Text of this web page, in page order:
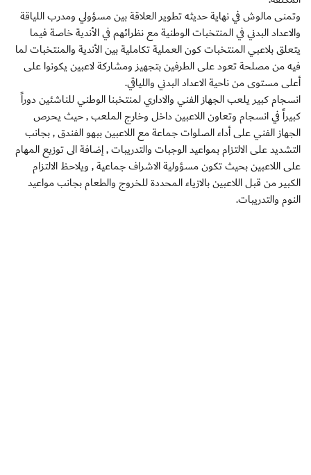
وتمنى مالوش في نهاية حديثه تطوير العلاقة بين مسؤولي ومدرب اللياقة
والاعداد البدني في المنتخبات الوطنية مع نظرائهم في الأندية خاصة فيما
يتعلق بلاعبي المنتخبات كون العملية تكاملية بين الأندية والمنتخبات لما
فيه من مصلحة تعود على الطرفين بتجهيز ومشاركة لاعبين يكونوا على
أعلى مستوى من ناحية الاعداد البدني واللياقي.
انسجام كبير يلعب الجهاز الفني والاداري لمنتخبنا الوطني للناشئين دوراً
كبيراً في انسجام وتعاون اللاعبين داخل وخارج الملعب , حيث يحرص
الجهاز الفني على أداء الصلوات جماعة مع اللاعبين ببهو الفندق , بجانب
التشديد على الالتزام بمواعيد الوجبات والتدريبات , إضافة الى توزيع المهام
على اللاعبين بحيث تكون مسؤولية الاشراف جماعية , ويلاحظ الالتزام
الكبير من قبل اللاعبين بالازياء المحددة للخروج والطعام بجانب مواعيد
النوم والتدريبات.